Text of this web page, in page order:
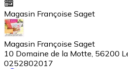
Magasin Françoise Saget
Magasin Françoise Saget
10 Domaine de la Motte, 56200
0252802017